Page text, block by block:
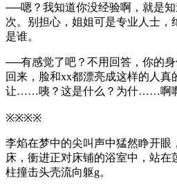
──嗯？我知道你没经验啊，就是
次。别担心，姐姐可是专业人士，
是谁。
──有感觉了吧？不用回答，你的
回来，脸和xx都漂亮成这样的人真
让……咦？这是什么？为什……啊
※※※※
李焰在梦中的尖叫声中猛然睁开眼
床，衝进正对床铺的浴室中，站在
柱撞击头壳流向躯g。